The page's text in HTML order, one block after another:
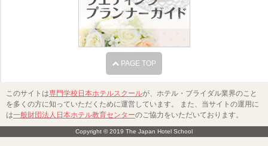
PAGE TOP
このサイトは専門学校日本ホテルスクールが、ホテル・ブライダル業界のこと
を多くの方に知っていただくために運営しています。 また、当サイトの運用に
は一般財団法人日本ホテル教育センターのご協力をいただいております。
Copyright © 2019 The Japan Hotel School